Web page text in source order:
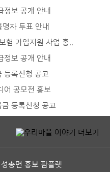
정보 공개 안내
자 투표 안내
험 가입지원 사업 홍..
정보 공개 안내
등록신청 공고
어 공모전 홍보
등록신청 공고